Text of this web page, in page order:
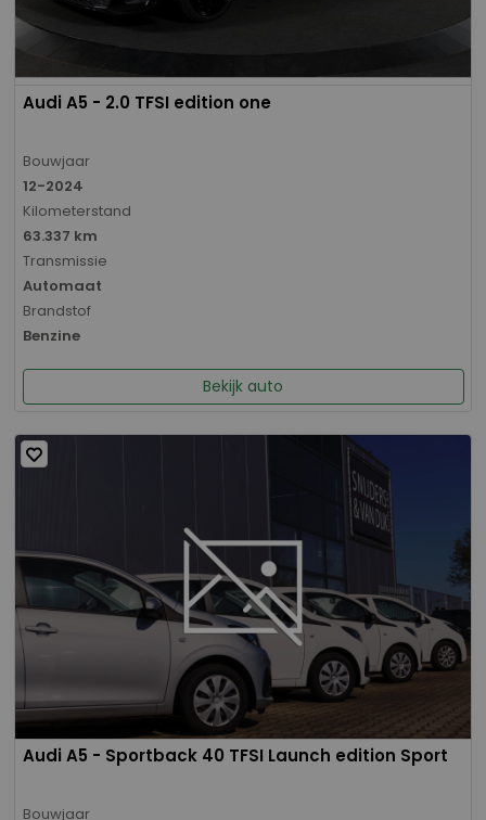
Audi A5 - 2.0 TFSI edition one
Bouwjaar
12-2024
Kilometerstand
63.337 km
Transmissie
Automaat
Brandstof
Benzine
Bekijk auto
Audi A5 - Sportback 40 TFSI Launch edition Sport
Bouwjaar